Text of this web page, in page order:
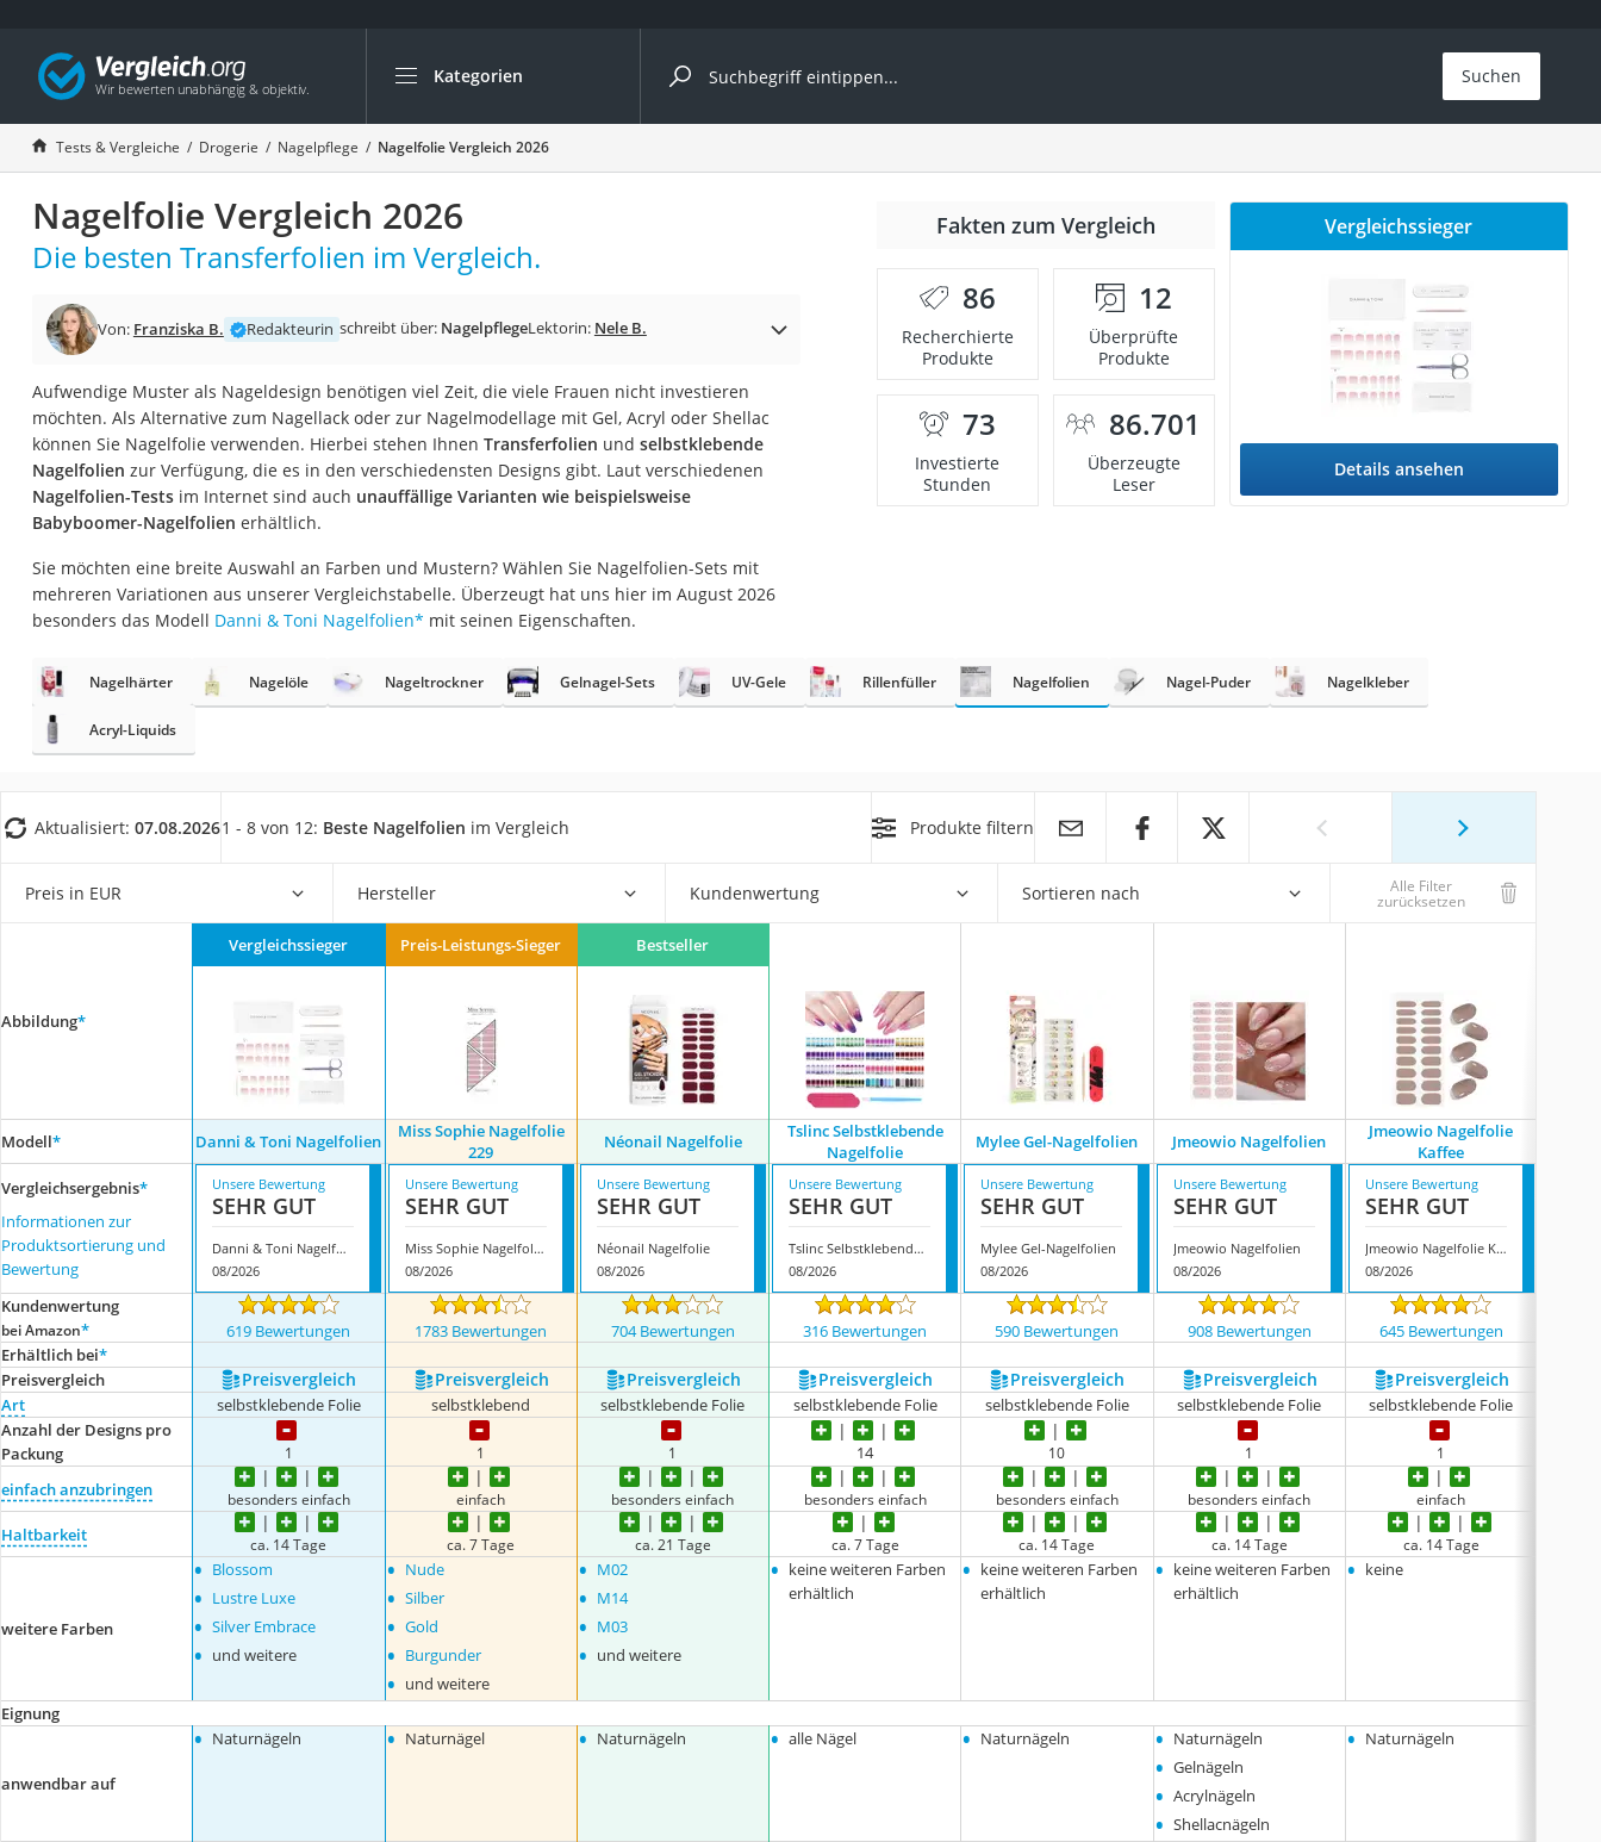
Kategorien
Die beliebtesten Vergleiche nach Kategorie
Drogerie
Inhalator
Haarschneider
Rollator
Braun Rasierer
Katzenklappe (Chip)
Masturbator
Massagepistole
Epilierer
Reisehaartrockner
Magnesiumpräparat
Katzenklappe
Nackenmassagegerät
Zeckenschutz Katze
Schildkrötenhaus
Massagegerät
Service
Suchen
Tests & Vergleiche Drogerie Nagelpflege Nagelfolie Vergleich 2026
Nagelfolie Vergleich 2026
Die besten Transferfolien im Vergleich.
Von: Franziska B. Redakteurin schreibt über: NagelpflegeLektorin: Nele B.
Aufwendige Muster als Nageldesign benötigen viel Zeit, die viele Frauen nicht investieren
möchten. Als Alternative zum Nagellack oder zur Nagelmodellage mit Gel, Acryl oder Shellac
können Sie Nagelfolie verwenden. Hierbei stehen Ihnen Transferfolien und selbstklebende
Nagelfolien zur Verfügung, die es in den verschiedensten Designs gibt. Laut verschiedenen
Nagelfolien-Testsim Internet sind auch unauffällige Varianten wie beispielsweise
Babyboomer-Nagelfolien erhältlich.
Sie möchten eine breite Auswahl an Farben und Mustern? Wählen Sie Nagelfolien-Sets mit
mehreren Variationen aus unserer Vergleichstabelle. Überzeugt hat uns hier im August 2026
besonders das Modell Danni & Toni Nagelfolien* mit seinen Eigenschaften.
Fakten zum Vergleich
86
Recherchierte
Produkte
12
Überprüfte
Produkte
73
Investierte
Stunden
86.701
Überzeugte
Leser
Vergleichssieger
Details ansehen
Nagelhärter Nagelöle Nageltrockner Gelnagel-Sets UV-Gele Rillenfüller Nagelfolien Nagel-Puder Nagelkleber
Acryl-Liquids
Aktualisiert: 07.08.20261 - 8 von 12: Beste Nagelfolien im Vergleich Produkte filtern
Preis in EUR Hersteller Kundenwertung Sortieren nach Alle Filter
zurücksetzen
Abbildung*
Vergleichssieger Preis-Leistungs-Sieger Bestseller
Modell* Danni & Toni Nagelfolien
Miss Sophie Nagelfolie
229
Néonail Nagelfolie
Tslinc Selbstklebende
Nagelfolie
Mylee Gel-Nagelfolien Jmeowio Nagelfolien
Jmeowio Nagelfolie
Kaffee
Vergleichsergebnis*
Informationen zur
Produktsortierung und
Bewertung
Unsere Bewertung
SEHR GUT
Danni & Toni Nagelfolien
08/2026
Unsere Bewertung
SEHR GUT
Miss Sophie Nagelfolie 229
08/2026
Unsere Bewertung
SEHR GUT
Néonail Nagelfolie
08/2026
Unsere Bewertung
SEHR GUT
Tslinc Selbstklebende Nagelfolie
08/2026
Unsere Bewertung
SEHR GUT
Mylee Gel-Nagelfolien
08/2026
Unsere Bewertung
SEHR GUT
Jmeowio Nagelfolien
08/2026
Unsere Bewertung
SEHR GUT
Jmeowio Nagelfolie Kaffee
08/2026
Kundenwertung
bei Amazon* 619 Bewertungen 1783 Bewertungen 704 Bewertungen 316 Bewertungen 590 Bewertungen 908 Bewertungen 645 Bewertungen
Erhältlich bei*
Preis­vergleich
Preis­vergleich Preis­vergleich Preis­vergleich Preis­vergleich Preis­vergleich Preis­vergleich Preis­vergleich
Art selbstklebende Folie selbstklebend selbstklebende Folie selbstklebende Folie selbstklebende Folie selbstklebende Folie selbstklebende Folie
Anzahl der Designs pro
Packung
1 1 1 14 10 1 1
einfach anzubringen besonders einfach einfach besonders einfach besonders einfach besonders einfach besonders einfach einfach
Haltbarkeit ca. 14 Tage ca. 7 Tage ca. 21 Tage ca. 7 Tage ca. 14 Tage ca. 14 Tage ca. 14 Tage
weitere Farben
• Blossom
• Lustre Luxe
• Silver Embrace
• und weitere
• Nude
• Silber
• Gold
• Burgunder
• und weitere
• M02
• M14
• M03
• und weitere
• keine weiteren Farben
erhältlich
• keine weiteren Farben
erhältlich
• keine weiteren Farben
erhältlich
• keine
Eignung
anwendbar auf
• Naturnägeln • Naturnägel • Naturnägeln • alle Nägel • Naturnägeln • Naturnägeln
• Gelnägeln
• Acrylnägeln
• Shellacnägeln
• Naturnägeln